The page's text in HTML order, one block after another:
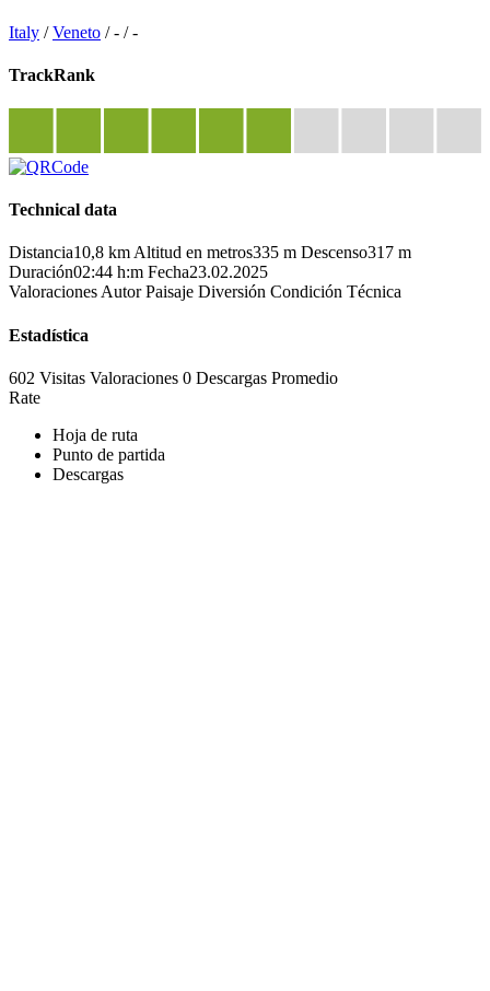
Italy /Veneto /- /-
TrackRank
Technical data
Distancia10,8 km Altitud en metros335 m Descenso317 m
Duración02:44 h:m Fecha23.02.2025
Valoraciones Autor Paisaje Diversión Condición Técnica
Estadística
602 Visitas Valoraciones 0 Descargas Promedio
Rate
Hoja de ruta
Punto de partida
Descargas